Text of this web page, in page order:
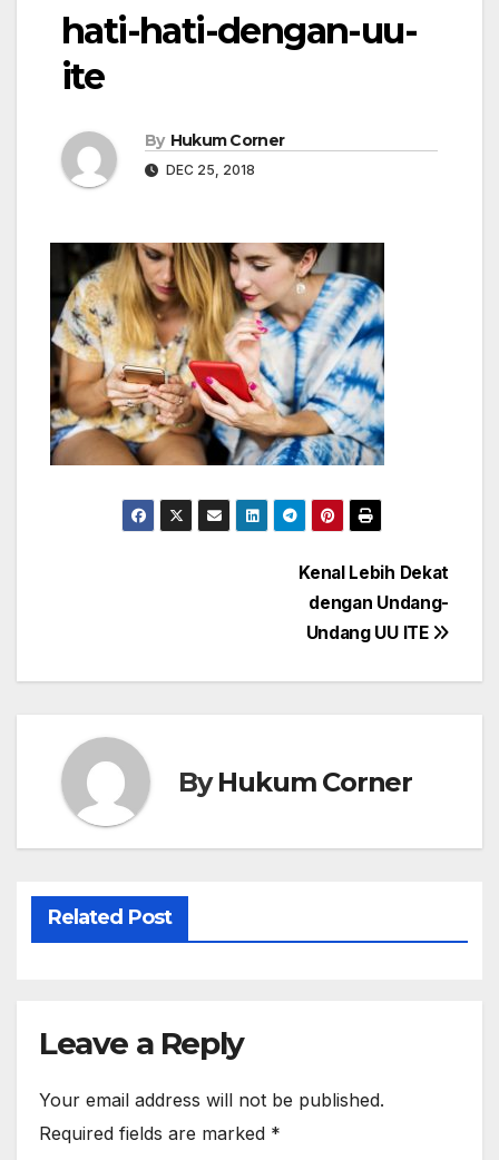
hati-hati-dengan-uu-
ite
By Hukum Corner
DEC 25, 2018
Kenal Lebih Dekat
dengan Undang-
Undang UU ITE
ByHukum Corner
Related Post
Leave a Reply
Your email address will not be published.
Required fields are marked *